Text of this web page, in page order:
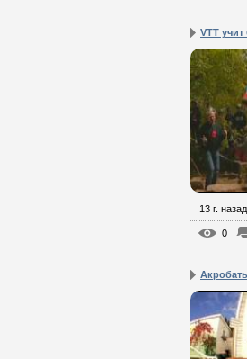
VTT
13 г. назад
0